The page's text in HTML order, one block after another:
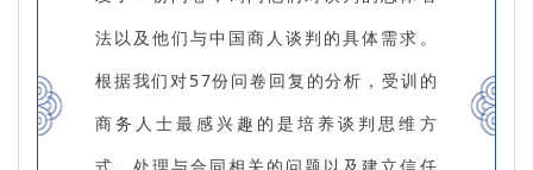
法以及他们与中国商人谈判的具体需求。
根据我们对57份问卷回复的分析，受训的
商务人士最感兴趣的是培养谈判思维方